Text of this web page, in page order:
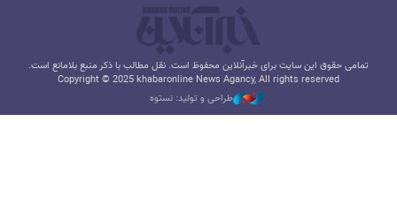
تمامی حقوق این سایت برای خبرآنلاین محفوظ است. نقل مطالب با ذکر منبع بلامانع است.
Copyright © 2025 khabaronline News Agancy, All rights reserved
طراحی و تولید: نستوه